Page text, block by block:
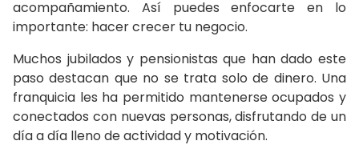
acompañamiento. Así puedes enfocarte en lo
importante: hacer crecer tu negocio.
Muchos jubilados y pensionistas que han dado este
paso destacan que no se trata solo de dinero. Una
franquicia les ha permitido mantenerse ocupados y
conectados con nuevas personas, disfrutando de un
día a día lleno de actividad y motivación.